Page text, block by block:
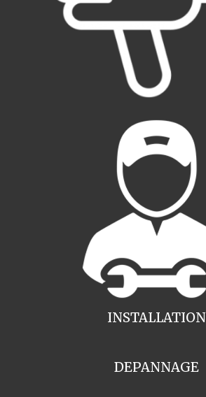
INSTALLATION
DEPANNAGE